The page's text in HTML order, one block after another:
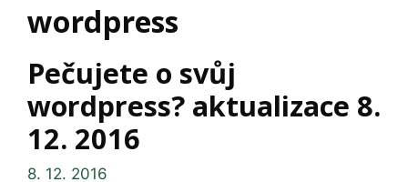
wordpress
Pečujete o svůj
wordpress? aktualizace 8.
12. 2016
8. 12. 2016